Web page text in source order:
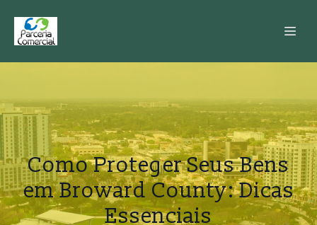
Como Proteger Seus Bens
em Broward County: Dicas
Essenciais